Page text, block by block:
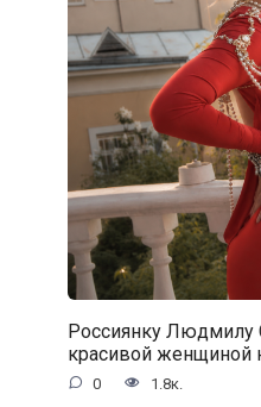
Россиянку Людмилу
красивой женщиной
0 1.8к.